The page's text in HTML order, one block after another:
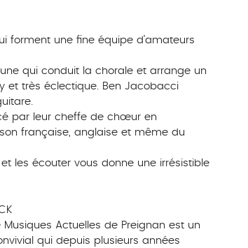
forment une fine équipe d’amateurs
qui conduit la chorale et arrange un
et très éclectique. Ben Jacobacci
par leur cheffe de chœur en
française, anglaise et même du
les écouter vous donne une irrésistible
Musiques Actuelles de Preignan est un
qui depuis plusieurs années